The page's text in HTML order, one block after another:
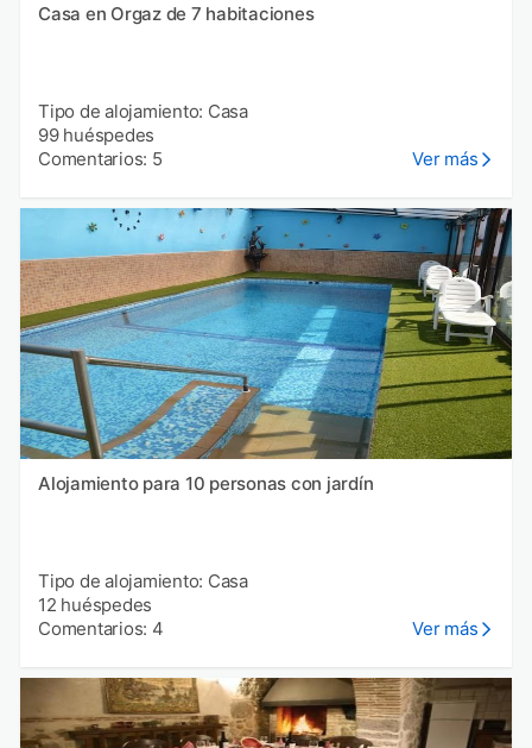
Casa en Orgaz de 7 habitaciones
Tipo de alojamiento: Casa
99 huéspedes
Comentarios: 5
Ver más
Alojamiento para 10 personas con jardín
Tipo de alojamiento: Casa
12 huéspedes
Comentarios: 4
Ver más